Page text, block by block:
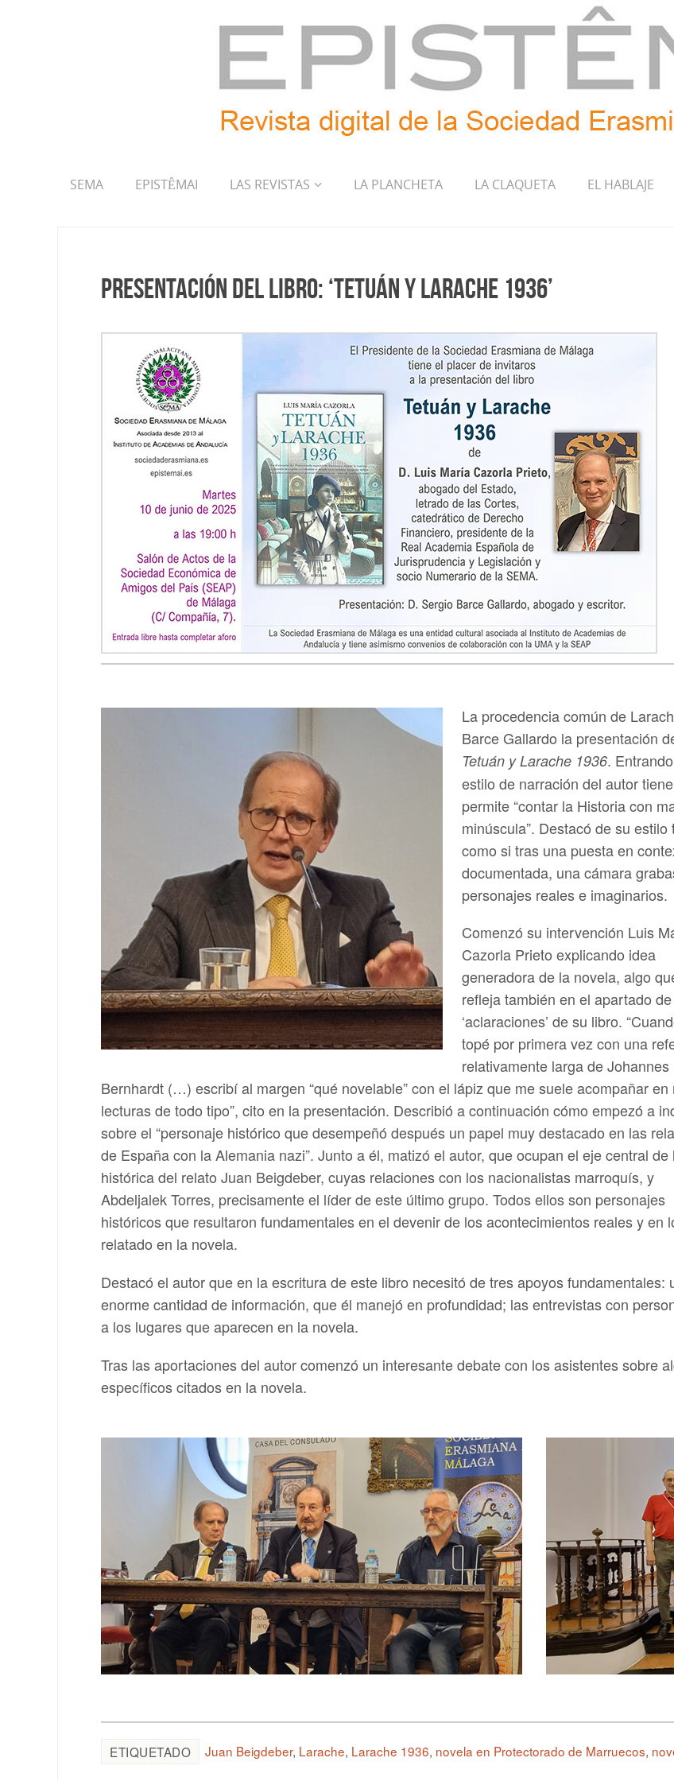
SEMA EPISTÊMAI LAS REVISTAS LA PLANCHETA LA CLAQUETA EL HABLAJE
Presentación del libro: ‘Tetuán y Larache 1936’
La procedencia común de
Barce Gallardo la presentación
Tetuán y Larache 1936.
estilo de narración del autor
permite “contar la Historia con
minúscula”. Destacó de su
como si tras una puesta en
documentada, una cámara
personajes reales e imaginarios.
Comenzó su intervención Luis
Cazorla Prieto explicando idea
generadora de la novela, algo
refleja también en el apartado de
‘aclaraciones’ de su libro.
topé por primera vez con una
relativamente larga de Johannes
Bernhardt (…) escribí al margen “qué novelable” con el lápiz que me suele acompañar en
lecturas de todo tipo”, cito en la presentación. Describió a continuación cómo empezó a
sobre el “personaje histórico que desempeñó después un papel muy destacado en las
de España con la Alemania nazi”. Junto a él, matizó el autor, que ocupan el eje central
histórica del relato Juan Beigdeber, cuyas relaciones con los nacionalistas marroquís, y
Abdeljalek Torres, precisamente el líder de este último grupo. Todos ellos son personajes
históricos que resultaron fundamentales en el devenir de los acontecimientos reales y en
relatado en la novela.
Destacó el autor que en la escritura de este libro necesitó de tres apoyos fundamentales:
enorme cantidad de información, que él manejó en profundidad; las entrevistas con
a los lugares que aparecen en la novela.
Tras las aportaciones del autor comenzó un interesante debate con los asistentes sobre
específicos citados en la novela.
ETIQUETADO Juan Beigdeber, Larache, Larache 1936, novela en Protectorado de Marruecos,